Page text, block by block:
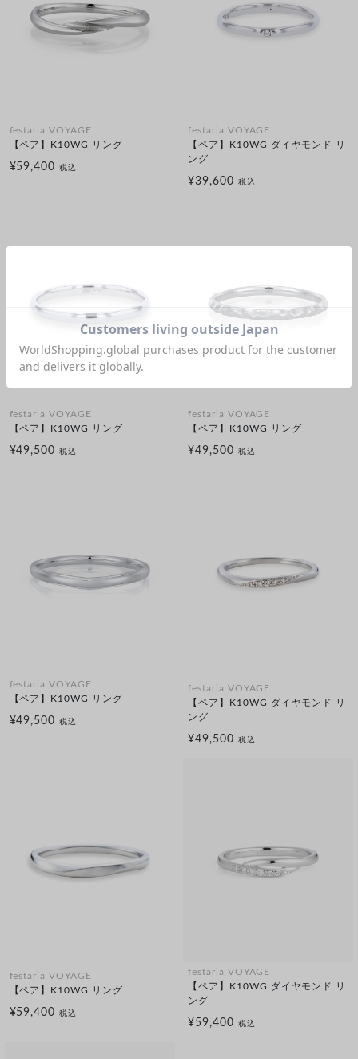
festaria VOYAGE
【ペア】K10WG リング
¥59,400税込
festaria VOYAGE
【ペア】K10WG ダイヤモンド リ
ング
¥39,600 税込
festaria VOYAGE
【ペア】K10WG リング
¥49,500税込
festaria VOYAGE
【ペア】K10WG リング
¥49,500 税込
festaria VOYAGE
【ペア】K10WG リング
¥49,500税込
festaria VOYAGE
【ペア】K10WG ダイヤモンド リ
ング
¥49,500 税込
festaria VOYAGE
【ペア】K10WG リング
¥59,400税込
festaria VOYAGE
【ペア】K10WG ダイヤモンド リ
ング
¥59,400 税込